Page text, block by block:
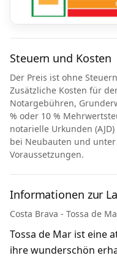
Steuern und Kosten
Der Preis ist ohne
Zusätzliche Kosten für
Notargebühren,
% oder 10 %
notarielle Urkunden
bei Neubauten und
Voraussetzungen.
Informationen zur
Costa Brava - Tossa de
Tossa de Mar ist eine
ihre wunderschön